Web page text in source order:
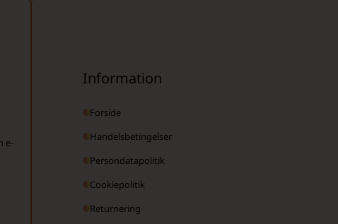
e-
Information
Forside
Handelsbetingelser
Persondatapolitik
Cookiepolitik
Returnering